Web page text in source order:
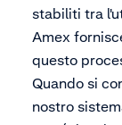
stabiliti tra
Amex
questo
Quando si
nostro